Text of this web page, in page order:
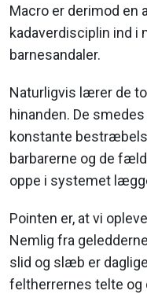
Macro er derimod en
kadaverdisciplin ind i
barnesandaler.
Naturligvis lærer de
hinanden. De
konstante
barbarerne og de
oppe i systemet
Pointen er, at vi
Nemlig fra
slid og slæb er
feltherrernes telte og